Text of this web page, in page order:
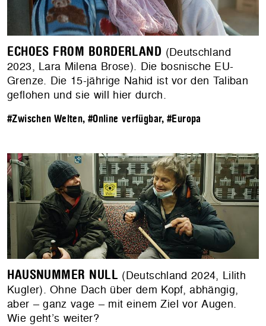
ECHOES FROM BORDERLAND (Deutschland
2023, Lara Milena Brose). Die bosnische EU-
Grenze. Die 15-jährige Nahid ist vor den Taliban
geflohen und sie will hier durch.
#Zwischen Welten, #Online verfügbar, #Europa
HAUSNUMMER NULL (Deutschland 2024, Lilith
Kugler). Ohne Dach über dem Kopf, abhängig,
aber – ganz vage – mit einem Ziel vor Augen.
Wie geht’s weiter?